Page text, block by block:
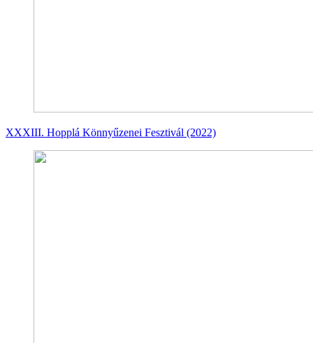
XXXIII. Hopplá Könnyűzenei Fesztivál (2022)